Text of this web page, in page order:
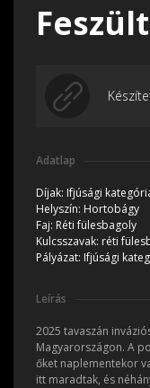
Adatlap
Díjak: Ifjúsági
Helyszín: Hortobágy
Faj: Réti fülesbagoly
Kulcsszavak: réti
Pályázat: Ifjúsági
Leírás
2025 tavaszán
Magyarországon. A
őket naplementekor
itt maradtak, és